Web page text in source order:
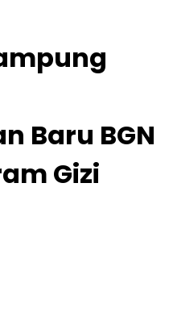
Baru BGN
Gizi